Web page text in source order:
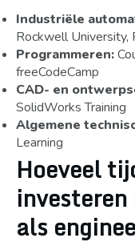
Industriële
Rockwell University,
Programmeren:
freeCodeCamp
CAD- en
SolidWorks Training
Algemene
Learning
Hoeveel
als